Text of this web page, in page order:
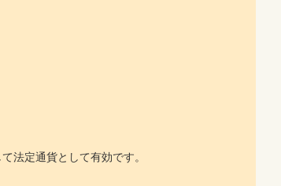
法定通貨として有効です。